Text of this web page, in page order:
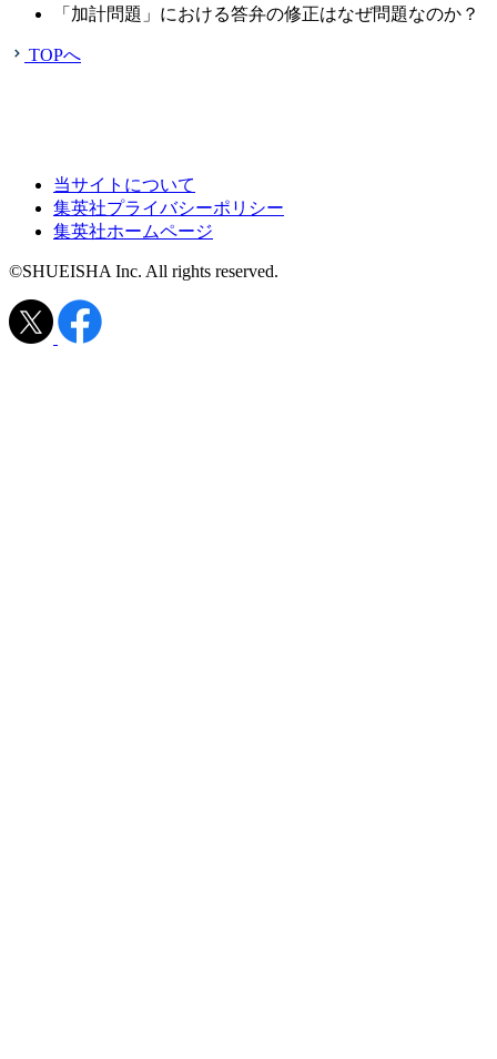
「加計問題」における答弁の修正はなぜ問題なのか？
TOPへ
当サイトについて
集英社プライバシーポリシー
集英社ホームページ
©SHUEISHA Inc. All rights reserved.